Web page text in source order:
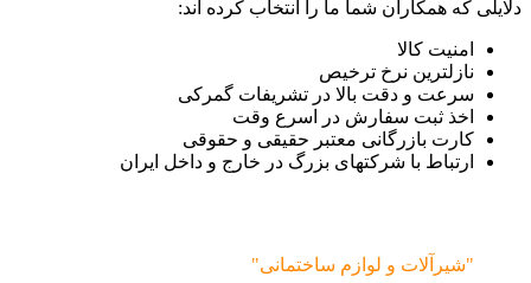
دلایلی که همکاران شما ما را انتخاب کرده اند:
امنیت کالا
نازلترین نرخ ترخیص
سرعت و دقت بالا در تشریفات گمرکی
اخذ ثبت سفارش در اسرع وقت
کارت بازرگانی معتبر حقیقی و حقوقی
ارتباط با شرکتهای بزرگ در خارج و داخل ایران
"شیرآلات و لوازم ساختمانی"